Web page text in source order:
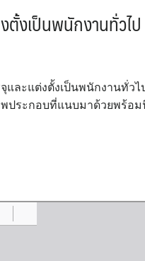
งเป็นพนักงานทั่วไ
และแต่งตั้งเป็นพนักงานทั่วไ
พประกอบที่แนบมาด้วยพร้อ